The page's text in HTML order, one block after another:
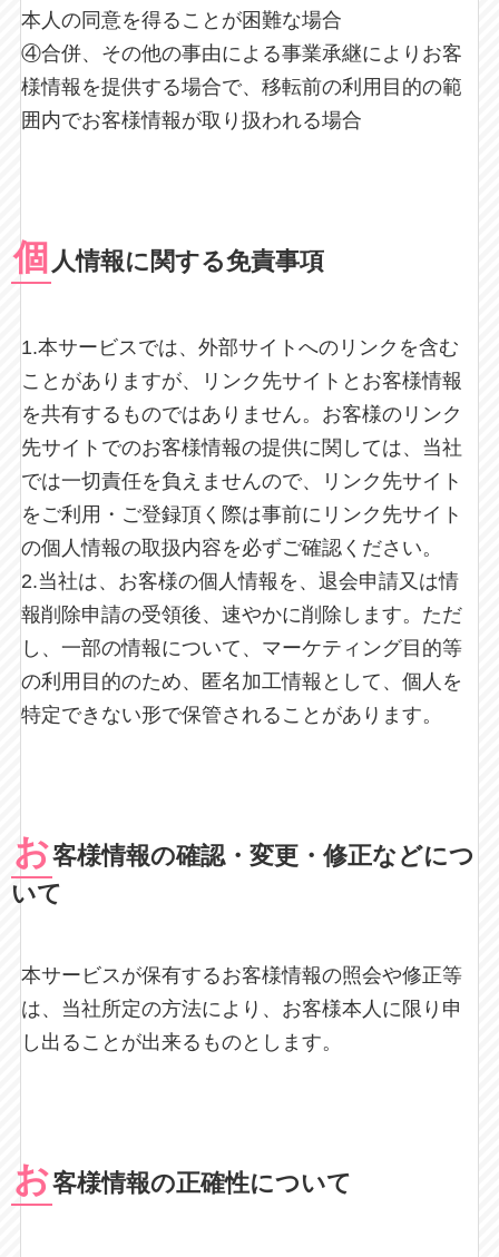
本人の同意を得ることが困難な場合
④合併、その他の事由による事業承継によりお客
様情報を提供する場合で、移転前の利用目的の範
囲内でお客様情報が取り扱われる場合
個 人情報に関する免責事項
1.本サービスでは、外部サイトへのリンクを含む
ことがありますが、リンク先サイトとお客様情報
を共有するものではありません。お客様のリンク
先サイトでのお客様情報の提供に関しては、当社
では一切責任を負えませんので、リンク先サイト
をご利用・ご登録頂く際は事前にリンク先サイト
の個人情報の取扱内容を必ずご確認ください。
2.当社は、お客様の個人情報を、退会申請又は情
報削除申請の受領後、速やかに削除します。ただ
し、一部の情報について、マーケティング目的等
の利用目的のため、匿名加工情報として、個人を
特定できない形で保管されることがあります。
お客様情報の確認・変更・修正などにつ
いて
本サービスが保有するお客様情報の照会や修正等
は、当社所定の方法により、お客様本人に限り申
し出ることが出来るものとします。
お客様情報の正確性について